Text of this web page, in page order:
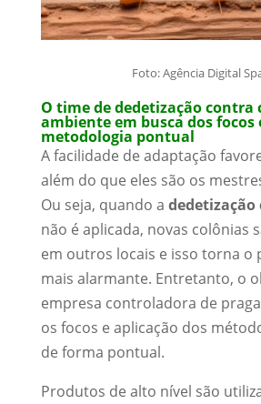
Foto: Agência Digital
O time de dedetização contra
ambiente em busca dos focos
metodologia pontual
A facilidade de adaptação
além do que eles são os
Ou seja, quando a
não é aplicada, novas colônias
em outros locais e isso torna o
mais alarmante. Entretanto, o
empresa controladora de
os focos e aplicação dos
de forma pontual.
Produtos de alto nível são